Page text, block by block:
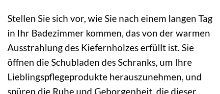
Stellen Sie sich vor, wie Sie nach einem langen Tag
in Ihr Badezimmer kommen, das von der warmen
Ausstrahlung des Kiefernholzes erfüllt ist. Sie
öffnen die Schubladen des Schranks, um Ihre
Lieblingspflegeprodukte herauszunehmen, und
spüren die Ruhe und Geborgenheit, die dieser